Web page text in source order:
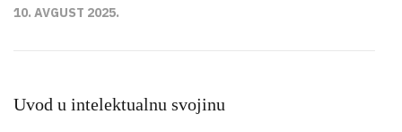
10. AVGUST 2025.
Uvod u intelektualnu svojinu